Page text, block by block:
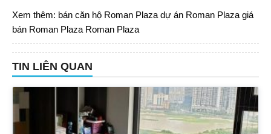
Xem thêm: bán căn hộ Roman Plaza dự án Roman Plaza giá
bán Roman Plaza Roman Plaza
TIN LIÊN QUAN